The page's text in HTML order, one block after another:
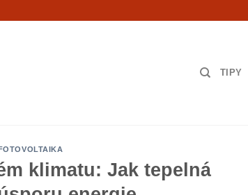
TIPY
klimatu: Jak tepelná